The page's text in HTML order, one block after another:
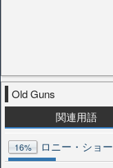
Old Guns
関連用語
16% ロニー・ショー